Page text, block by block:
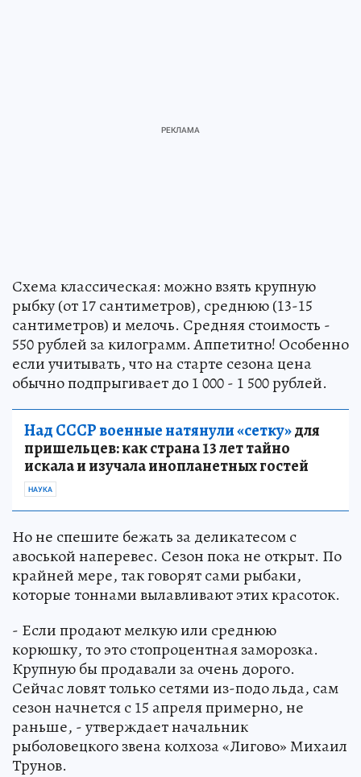
Схема классическая: можно взять крупную
рыбку (от 17 сантиметров), среднюю (13-15
сантиметров) и мелочь. Средняя стоимость -
550 рублей за килограмм. Аппетитно! Особенно
если учитывать, что на старте сезона цена
обычно подпрыгивает до 1 000 - 1 500 рублей.
Над СССР военные натянули «сетку»для
пришельцев: как страна 13 лет тайно
искала и изучала инопланетных гостей
НАУКА
Но не спешите бежать за деликатесом с
авоськой наперевес. Сезон пока не открыт. По
крайней мере, так говорят сами рыбаки,
которые тоннами вылавливают этих красоток.
- Если продают мелкую или среднюю
корюшку, то это стопроцентная заморозка.
Крупную бы продавали за очень дорого.
Сейчас ловят только сетями из-подо льда, сам
сезон начнется с 15 апреля примерно, не
раньше, - утверждает начальник
рыболовецкого звена колхоза «Лигово» Михаил
Трунов.